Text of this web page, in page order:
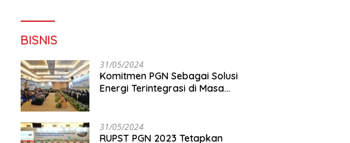
BISNIS
31/05/2024
Komitmen PGN Sebagai Solusi
Energi Terintegrasi di Masa
31/05/2024
RUPST PGN 2023 Tetapkan